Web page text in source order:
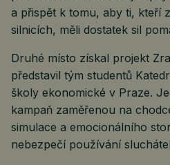
a přispět k tomu, aby ti, kteří
silnicích, měli dostatek sil
Druhé místo získal projekt
představil tým studentů
školy ekonomické v Praze.
kampaň zaměřenou na
simulace a emocionálního
nebezpečí používání